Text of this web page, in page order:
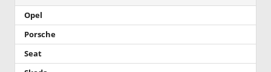
Opel
Porsche
Seat